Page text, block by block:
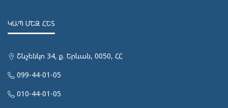
ԿԱՊ ՄԵԶ ՀԵՏ
Շևչենկո 34, ք. Երևան, 0050, ՀՀ
099-44-01-05
010-44-01-05